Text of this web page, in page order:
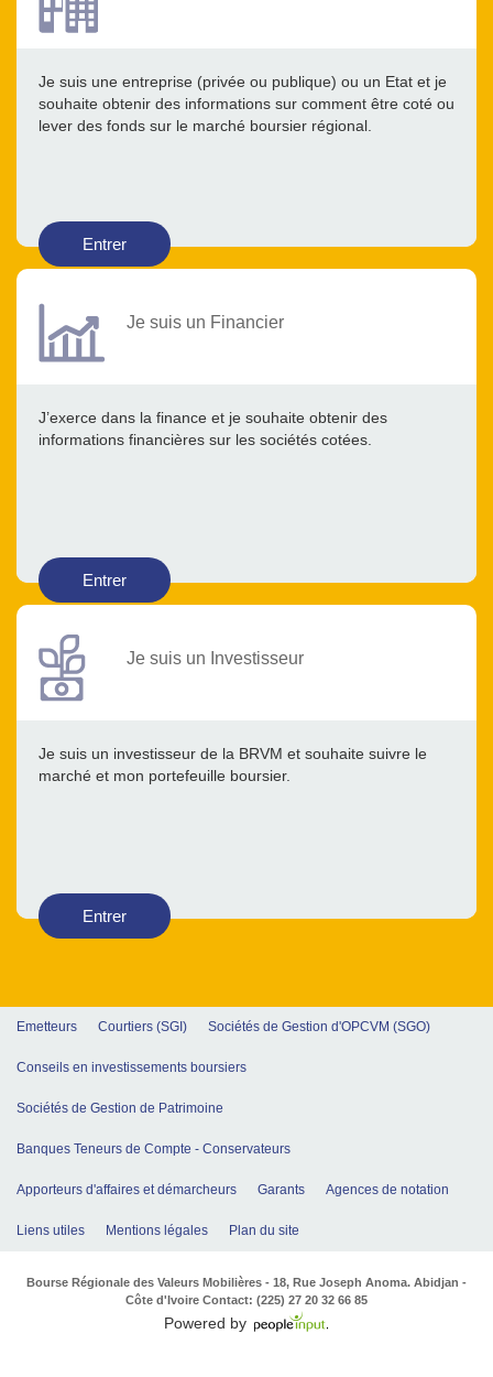
Je suis une entreprise (privée ou publique) ou un Etat et je
souhaite obtenir des informations sur comment être coté ou
lever des fonds sur le marché boursier régional.
Entrer
Je suis un Financier
J’exerce dans la finance et je souhaite obtenir des
informations financières sur les sociétés cotées.
Entrer
Je suis un Investisseur
Je suis un investisseur de la BRVM et souhaite suivre le
marché et mon portefeuille boursier.
Entrer
Emetteurs Courtiers (SGI) Sociétés de Gestion d'OPCVM (SGO)
Conseils en investissements boursiers
Sociétés de Gestion de Patrimoine
Banques Teneurs de Compte - Conservateurs
Apporteurs d'affaires et démarcheurs Garants Agences de notation
Liens utiles Mentions légales Plan du site
Bourse Régionale des Valeurs Mobilières - 18, Rue Joseph Anoma. Abidjan -
Côte d'Ivoire Contact: (225) 27 20 32 66 85
Powered by